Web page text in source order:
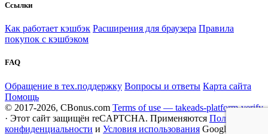
Ссылки
Как работает кэшбэк Расширения для браузера Правила
покупок с кэшбэком
FAQ
Обращение в тех.поддержку Вопросы и ответы Карта сайта
Помощь
© 2017-2026, CBonus.com Terms of use — takeads-platform-verify
· Этот сайт защищён reCAPTCHA. Применяются Политика
конфиденциальности и Условия использования Google.